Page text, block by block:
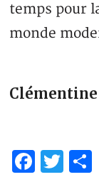
temps pour
monde
Clémentine